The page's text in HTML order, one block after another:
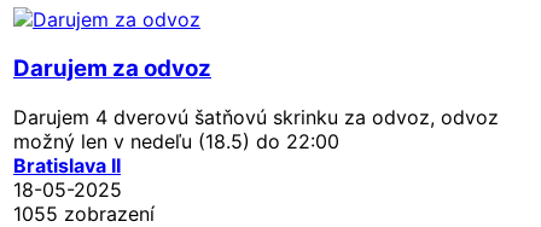
Darujem za odvoz
Darujem 4 dverovú šatňovú skrinku za odvoz, odvoz
možný len v nedeľu (18.5) do 22:00
Bratislava II
18-05-2025
1055 zobrazení